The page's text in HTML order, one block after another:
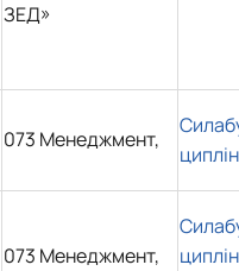
ЗЕД»
073 Менеджмент,
073 Менеджмент,